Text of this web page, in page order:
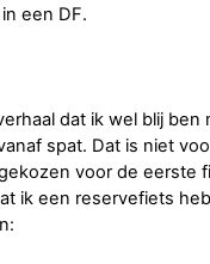
een DF.
dat ik wel blij
spat. Dat is niet
voor de eerste
ik een reservefiets